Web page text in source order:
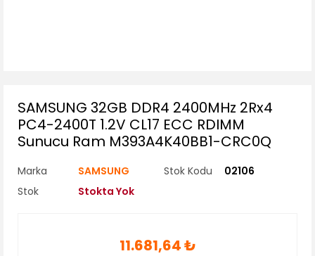
SAMSUNG 32GB DDR4 2400MHz 2Rx4
PC4-2400T 1.2V CL17 ECC RDIMM
Sunucu Ram M393A4K40BB1-CRC0Q
Marka SAMSUNG Stok Kodu
02106
Stok
Stokta Yok
11.681,64 ₺